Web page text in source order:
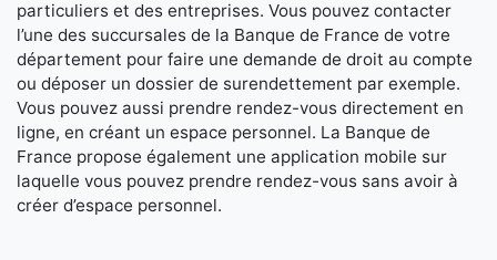
particuliers et des entreprises. Vous pouvez contacter
l’une des succursales de la Banque de France de votre
département pour faire une demande de droit au compte
ou déposer un dossier de surendettement par exemple.
Vous pouvez aussi prendre rendez-vous directement en
ligne, en créant un espace personnel. La Banque de
France propose également une application mobile sur
laquelle vous pouvez prendre rendez-vous sans avoir à
créer d’espace personnel.